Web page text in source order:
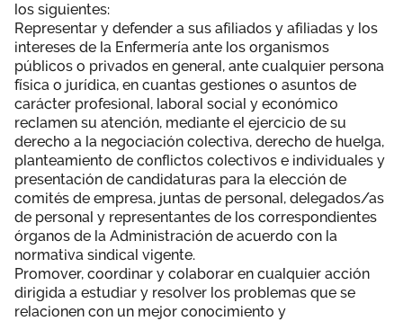
los siguientes:
Representar y defender a sus afiliados y afiliadas y los
intereses de la Enfermería ante los organismos
públicos o privados en general, ante cualquier persona
física o jurídica, en cuantas gestiones o asuntos de
carácter profesional, laboral social y económico
reclamen su atención, mediante el ejercicio de su
derecho a la negociación colectiva, derecho de huelga,
planteamiento de conflictos colectivos e individuales y
presentación de candidaturas para la elección de
comités de empresa, juntas de personal, delegados/as
de personal y representantes de los correspondientes
órganos de la Administración de acuerdo con la
normativa sindical vigente.
Promover, coordinar y colaborar en cualquier acción
dirigida a estudiar y resolver los problemas que se
relacionen con un mejor conocimiento y